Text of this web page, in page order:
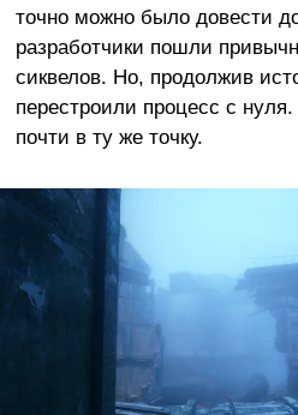
точно можно было довести
разработчики пошли
сиквелов. Но, продолжив
перестроили процесс с
почти в ту же точку.